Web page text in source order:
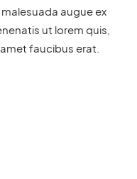
augue ex
ut lorem quis,
faucibus erat.